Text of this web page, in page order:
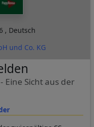
, Deutsch
und Co. KG
Eine Sicht aus der